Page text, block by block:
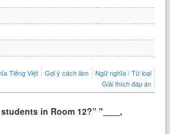
Tiếng Việt Gợi ý cách làm
Ngữ nghĩa / Từ loại
Giải thích đáp án
in Room 12?” "
,